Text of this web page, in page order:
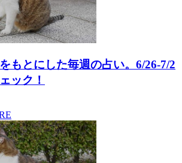
もとにした毎週の占い。6/26-7/2
ック！